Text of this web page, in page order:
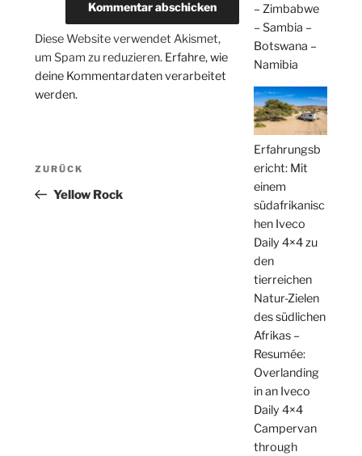
Diese Website verwendet Akismet,
um Spam zu reduzieren. Erfahre, wie
deine Kommentardaten verarbeitet
werden.
Beitragsnavigation
Vorheriger
Beitrag
ZURÜCK
Yellow Rock
– Zimbabwe
– Sambia –
Botswana –
Namibia
Erfahrungsb
ericht: Mit
einem
südafrikanisc
hen Iveco
Daily 4×4 zu
den
tierreichen
Natur-Zielen
des südlichen
Afrikas –
Resumée:
Overlanding
in an Iveco
Daily 4×4
Campervan
through